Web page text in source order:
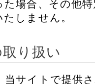
た場合、その他
しません。
り扱い
当サイトで提供